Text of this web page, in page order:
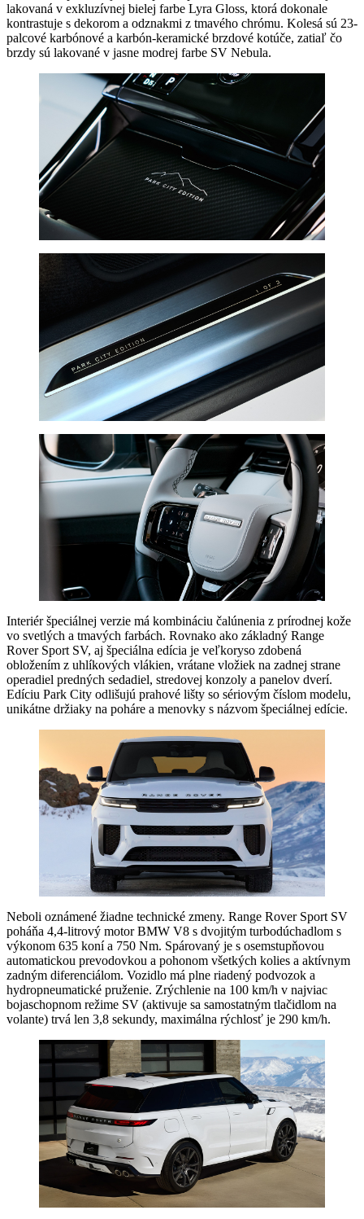
lakovaná v exkluzívnej bielej farbe Lyra Gloss, ktorá dokonale
kontrastuje s dekorom a odznakmi z tmavého chrómu. Kolesá sú 23-
palcové karbónové a karbón-keramické brzdové kotúče, zatiaľ čo
brzdy sú lakované v jasne modrej farbe SV Nebula.
Interiér špeciálnej verzie má kombináciu čalúnenia z prírodnej kože
vo svetlých a tmavých farbách. Rovnako ako základný Range
Rover Sport SV, aj špeciálna edícia je veľkoryso zdobená
obložením z uhlíkových vlákien, vrátane vložiek na zadnej strane
operadiel predných sedadiel, stredovej konzoly a panelov dverí.
Edíciu Park City odlišujú prahové lišty so sériovým číslom modelu,
unikátne držiaky na poháre a menovky s názvom špeciálnej edície.
Neboli oznámené žiadne technické zmeny. Range Rover Sport SV
poháňa 4,4-litrový motor BMW V8 s dvojitým turbodúchadlom s
výkonom 635 koní a 750 Nm. Spárovaný je s osemstupňovou
automatickou prevodovkou a pohonom všetkých kolies a aktívnym
zadným diferenciálom. Vozidlo má plne riadený podvozok a
hydropneumatické pruženie. Zrýchlenie na 100 km/h v najviac
bojaschopnom režime SV (aktivuje sa samostatným tlačidlom na
volante) trvá len 3,8 sekundy, maximálna rýchlosť je 290 km/h.